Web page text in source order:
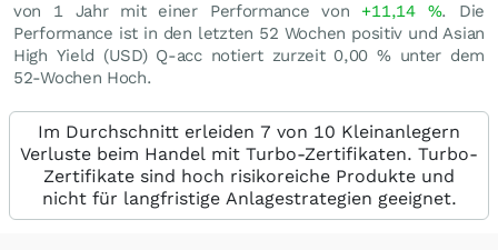
von 1 Jahr mit einer Performance von +11,14 %. Die
Performance ist in den letzten 52 Wochen positiv und Asian
High Yield (USD) Q-acc notiert zurzeit 0,00 %unter dem
52-Wochen Hoch.
Im Durchschnitt erleiden 7 von 10 Kleinanlegern
Verluste beim Handel mit Turbo-Zertifikaten. Turbo-
Zertifikate sind hoch risikoreiche Produkte und
nicht für langfristige Anlagestrategien geeignet.